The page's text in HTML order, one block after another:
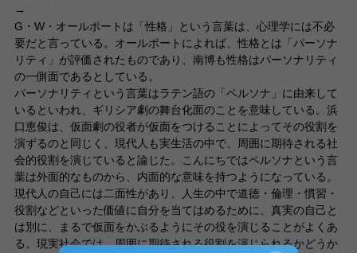
→
G・W・オールポートは「性格」という言葉は、心理学には不必
要だと言っている。オールポートによれば、性格とは「パーソナ
リティ」が評価されたものであり、南博も性格はパーソナリティ
の一側面であるとしている。
パーソナリティという言葉はラテン語の「ペルソナ」に由来して
いるといわれ、ギリシア劇の舞台化面のことを意味している。浜
口恵俊は、仮面劇の役者が仮面をつけることによってその役割を
演ずるのと同じく、現代人も実生活の中で、周囲に期待される社
会的役割を演じていると論じた。こんにちではペルソナという言
葉は外面的なものから、内面的な意味を持つようになっている。
現代人の自己には二面性があり、人生の中で道徳・倫理・慣習・
役割などといった価値に自分を当てはめるために、真実の自己と
は別に、まるで仮面をかぶるようにその役を演じることがよくあ
る。現実社会では、周囲に期待される役割を演じられるかどうか